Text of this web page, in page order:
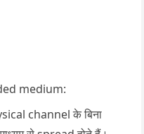
medium:
channel के बिना